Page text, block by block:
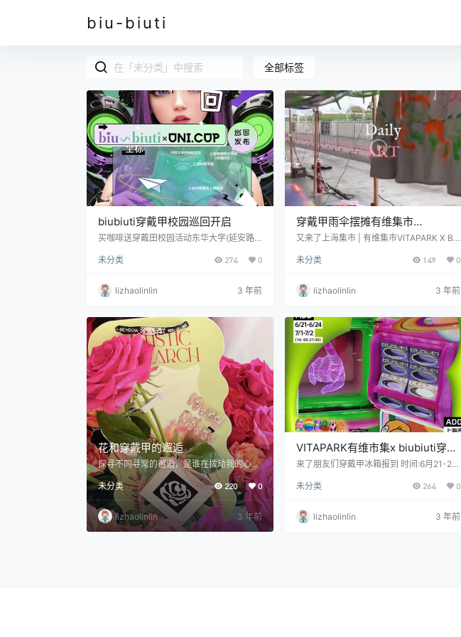
biu-biuti
全部标签
biubiuti穿戴甲校园巡回开启
买咖啡送穿戴田校园活动东华大学(延安路
浦区校区) 体育学院
未分类 274 0
lizhaolinlin 3 年前
穿戴甲雨伞摆摊有维集市
VITAPARK X BIUBIUTI
又来了上海集市 | 有维集市VITAPARK X BI
未分类
149 0
lizhaolinlin 3 年前
花和穿戴甲的邂逅
探寻不同寻常的邂逅，是谁在拨动我的心
弦：一株盛开的集市之花、还是那炫彩的穿
戴甲。 在集市的一角，鲜花丛中，鲜艳的花
儿引人注目，她的花瓣鲜艳夺目，花香醇厚
而持久，好似用她的颜色和香气，诠释了上
海集市的多元与繁华。
未分类 220 0
lizhaolinlin 3 年前
VITAPARK有维市集x biubiuti穿戴
甲摆摊
来了朋友们穿戴甲冰箱报到 时间:6月21-24
江半园路段(上海当代艺术博物馆)
未分类 264 0
lizhaolinlin 3 年前